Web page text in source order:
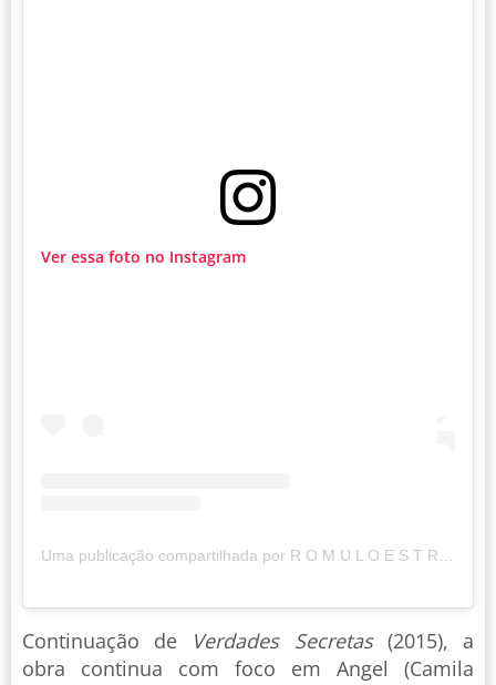
Ver essa foto no Instagram
Continuação de Verdades Secretas(2015), a
obra continua com foco em Angel (Camila